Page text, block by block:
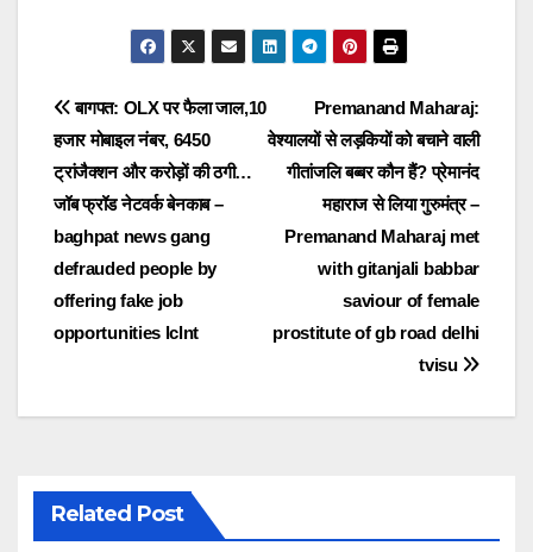
Post
navigation
Premanand Maharaj:
वेश्यालयों से लड़कियों को बचाने वाली
गीतांजलि बब्बर कौन हैं? प्रेमानंद
महाराज से लिया गुरुमंत्र –
Premanand Maharaj met
with gitanjali babbar
saviour of female
prostitute of gb road delhi
tvisu
बागपत: OLX पर फैला जाल,10
हजार मोबाइल नंबर, 6450
ट्रांजैक्शन और करोड़ों की ठगी…
जॉब फ्रॉड नेटवर्क बेनकाब –
baghpat news gang
defrauded people by
offering fake job
opportunities lclnt
Related Post